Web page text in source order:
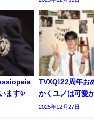
ます✨️
TVXQ!22周年お
かくユノは可愛
2025年12月27日